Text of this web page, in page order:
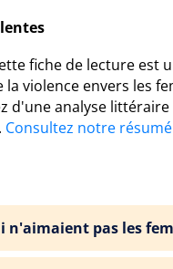
fiche de lecture est
la violence envers les
d'une analyse
Consultez notre
n'aimaient pas les